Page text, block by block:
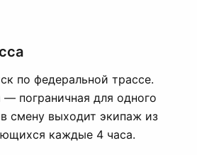
по федеральной трассе.
пограничная для одного
смену выходит экипаж из
каждые 4 часа.